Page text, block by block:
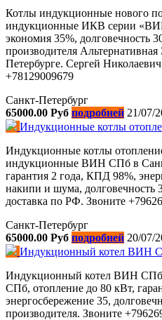
Котлы индукционные нового
индукционные ИКВ серии
экономия 35%, долговечность
производителя
Петербурге. Сергей
+78129009679
Санкт-Петербург
65000.00 Руб подробней 21/07/
Индукционные котлы
Индукционные котлы
индукционные ВИН СПб в
гарантия 2 года, КПД 98%,
накипи и шума, долговечность
доставка по РФ. Звоните
Санкт-Петербург
65000.00 Руб подробней 20/07/
Индукционный котел ВИН
Индукционный котел ВИН
СПб, отопление до 80 кВт,
энергосбережение 35,
производителя. Звоните